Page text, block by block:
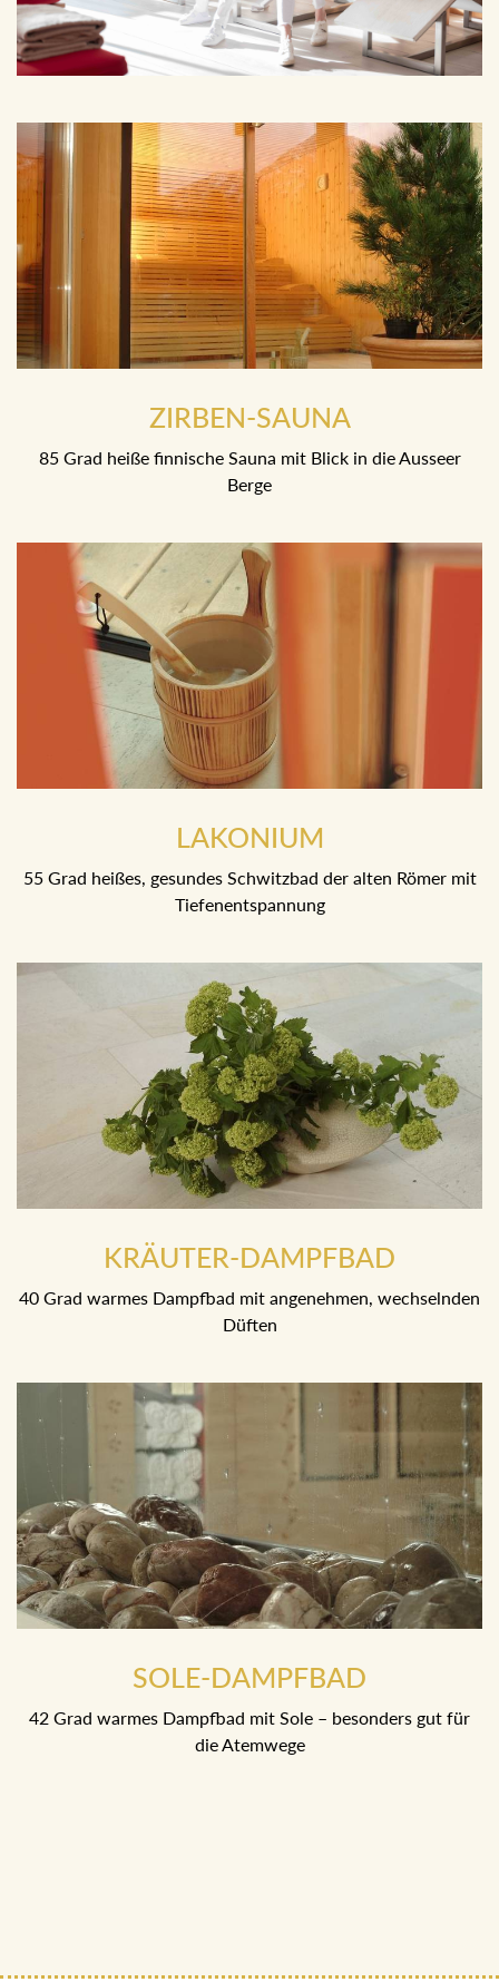
ZIRBEN-SAUNA
85 Grad heiße finnische Sauna mit Blick in die Ausseer
Berge
LAKONIUM
55 Grad heißes, gesundes Schwitzbad der alten Römer mit
Tiefenentspannung
KRÄUTER-DAMPFBAD
40 Grad warmes Dampfbad mit angenehmen, wechselnden
Düften
SOLE-DAMPFBAD
42 Grad warmes Dampfbad mit Sole – besonders gut für
die Atemwege